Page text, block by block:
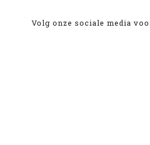
Volg onze sociale media